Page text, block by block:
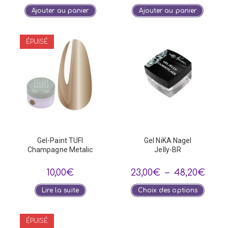
Ajouter au panier Ajouter au panier
ÉPUISÉ
Gel-Paint TUFI
Champagne Metalic
10,00€
Lire la suite
Gel NiKA Nagel
Jelly-BR
23,00€ – 48,20€Plage
Choix des options
ÉPUISÉ